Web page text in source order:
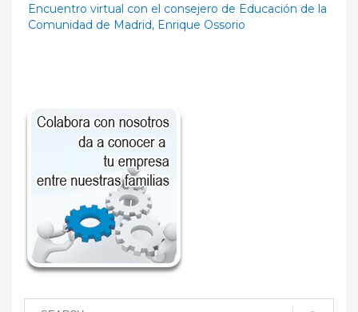
Encuentro virtual con el consejero de Educación de la
Comunidad de Madrid, Enrique Ossorio